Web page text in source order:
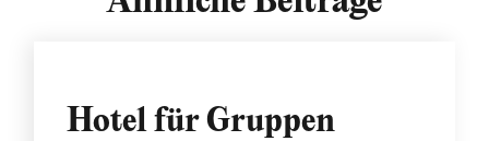
Hotel für Gruppen